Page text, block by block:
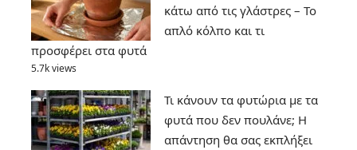
κάτω από τις γλάστρες – Το
απλό κόλπο και τι
προσφέρει στα φυτά
5.7k views
Τι κάνουν τα φυτώρια με τα
φυτά που δεν πουλάνε; Η
απάντηση θα σας εκπλήξει